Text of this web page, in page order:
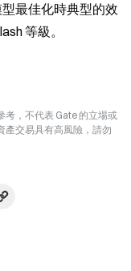
最佳化時典型的效
等級。
考，不代表 Gate 的立場或
產交易具有高風險，請勿